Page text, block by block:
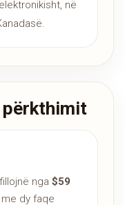
në
përkthimit
nga $59
dy faqe